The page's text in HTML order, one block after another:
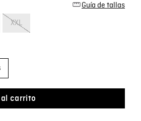
Guía de tallas
XXL
carrito